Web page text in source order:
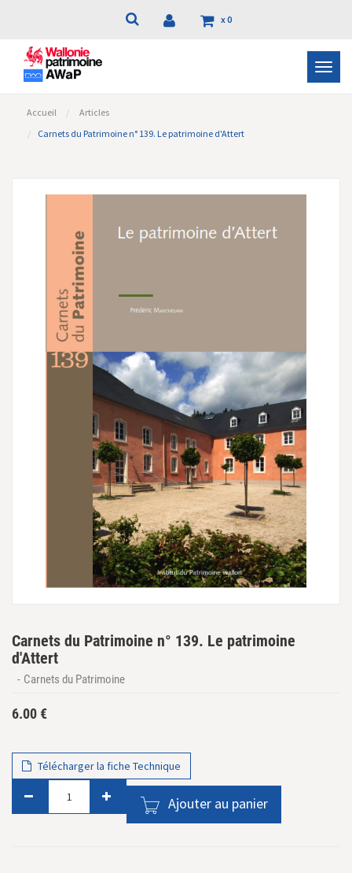
x0
la
Accueil
Articles
Carnets du Patrimoine n° 139. Le patrimoine d'Attert
Carnets du Patrimoine n° 139. Le patrimoine
d'Attert
Carnets du Patrimoine
6.00€
Télécharger la fiche Technique
Ajouter au panier